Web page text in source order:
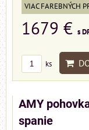
VIAC FAREBNÝCH
1679 € s
ks
AMY
spanie